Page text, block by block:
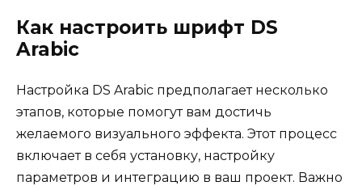
Как настроить шрифт DS
Arabic
Настройка DS Arabic предполагает несколько
этапов, которые помогут вам достичь
желаемого визуального эффекта. Этот процесс
включает в себя установку, настройку
параметров и интеграцию в ваш проект. Важно